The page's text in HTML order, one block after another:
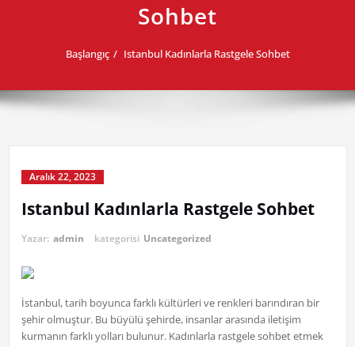
Sohbet
Başlangıç Istanbul Kadınlarla Rastgele Sohbet
Aralık 22, 2023
Istanbul Kadınlarla Rastgele Sohbet
Yazar: admin kategorisi Uncategorized
İstanbul, tarih boyunca farklı kültürleri ve renkleri barındıran bir
şehir olmuştur. Bu büyülü şehirde, insanlar arasında iletişim
kurmanın farklı yolları bulunur. Kadınlarla rastgele sohbet etmek